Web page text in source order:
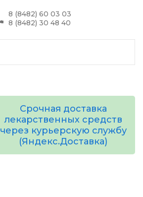
8 (8482) 60 03 03
8 (8482) 30 48 40
Срочная доставка
лекарственных средств
через курьерскую службу
(Яндекс.Доставка)